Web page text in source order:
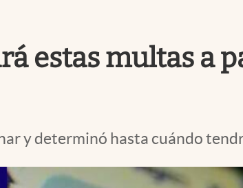
estas multas a
y determinó hasta cuándo